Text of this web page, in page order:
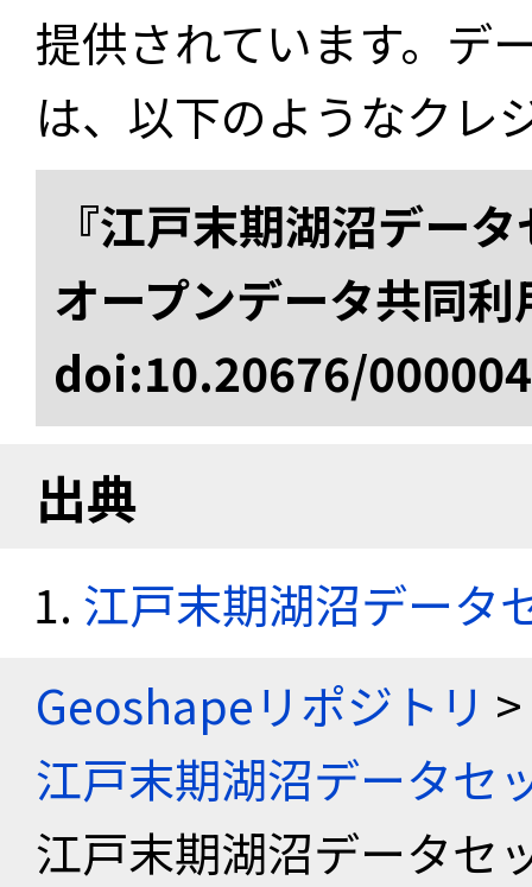
提供されています。デ
は、以下のようなクレ
『江戸末期湖沼デー
オープンデータ共同
doi:10.20676/
出典
江戸末期湖沼データ
Geoshapeリポジトリ >
江戸末期湖沼データセ
江戸末期湖沼データセ